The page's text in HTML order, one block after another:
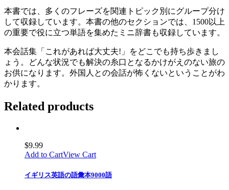
本書では、多くのフレーズを関連トピック別にグループ分け
して収録しています。本書の他のセクションでは、1500以上
の重要で役に立つ単語を集めたミニ辞書も収録しています。
本会話集「これがあれば大丈夫!」をどこでも持ち歩きまし
ょう。どんな状況でも解決の糸口となるかけがえのない旅の
お供になります。外国人との会話が怖くないということがわ
かります。
Related products
$9.99
Add to CartView Cart
イギリス英語の語彙本9000語